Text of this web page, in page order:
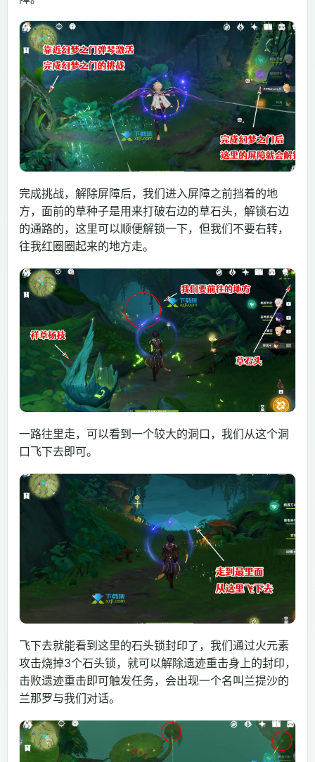
完成挑战，解除屏障后，我们进入屏障之前挡着的地
方，面前的草种子是用来打破右边的草石头，解锁右边
的通路的，这里可以顺便解锁一下，但我们不要右转，
往我红圈圈起来的地方走。
一路往里走，可以看到一个较大的洞口，我们从这个洞
口飞下去即可。
飞下去就能看到这里的石头锁封印了，我们通过火元素
攻击烧掉3个石头锁，就可以解除遗迹重击身上的封印，
击败遗迹重击即可触发任务，会出现一个名叫兰提沙的
兰那罗与我们对话。